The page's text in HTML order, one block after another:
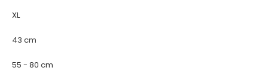
XL
43 cm
55 - 80 cm